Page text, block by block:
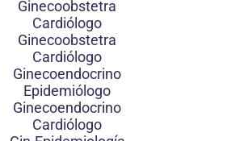
Ginecoobstetra
Cardiólogo
Ginecoobstetra
Cardiólogo
Ginecoendocrino
Epidemiólogo
Ginecoendocrino
Cardiólogo